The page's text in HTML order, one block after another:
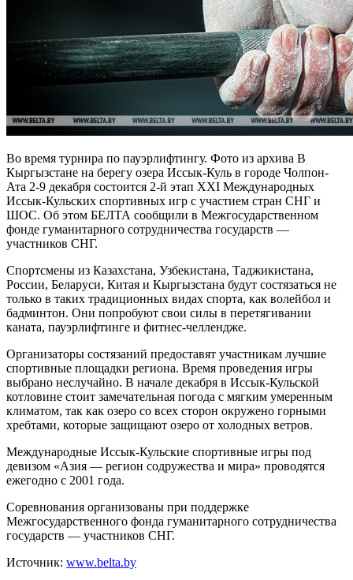
Во время турнира по пауэрлифтингу. Фото из архива В
Кыргызстане на берегу озера Иссык-Куль в городе Чолпон-
Ата 2-9 декабря состоится 2-й этап ХХI Международных
Иссык-Кульских спортивных игр с участием стран СНГ и
ШОС. Об этом БЕЛТА сообщили в Межгосударственном
фонде гуманитарного сотрудничества государств —
участников СНГ.
Спортсмены из Казахстана, Узбекистана, Таджикистана,
России, Беларуси, Китая и Кыргызстана будут состязаться не
только в таких традиционных видах спорта, как волейбол и
бадминтон. Они попробуют свои силы в перетягивании
каната, пауэрлифтинге и фитнес-челлендже.
Организаторы состязаний предоставят участникам лучшие
спортивные площадки региона. Время проведения игры
выбрано неслучайно. В начале декабря в Иссык-Кульской
котловине стоит замечательная погода с мягким умеренным
климатом, так как озеро со всех сторон окружено горными
хребтами, которые защищают озеро от холодных ветров.
Международные Иссык-Кульские спортивные игры под
девизом «Азия — регион содружества и мира» проводятся
ежегодно с 2001 года.
Соревнования организованы при поддержке
Межгосударственного фонда гуманитарного сотрудничества
государств — участников СНГ.
Источник: www.belta.by